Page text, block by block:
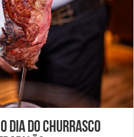
Dia do Churrasco